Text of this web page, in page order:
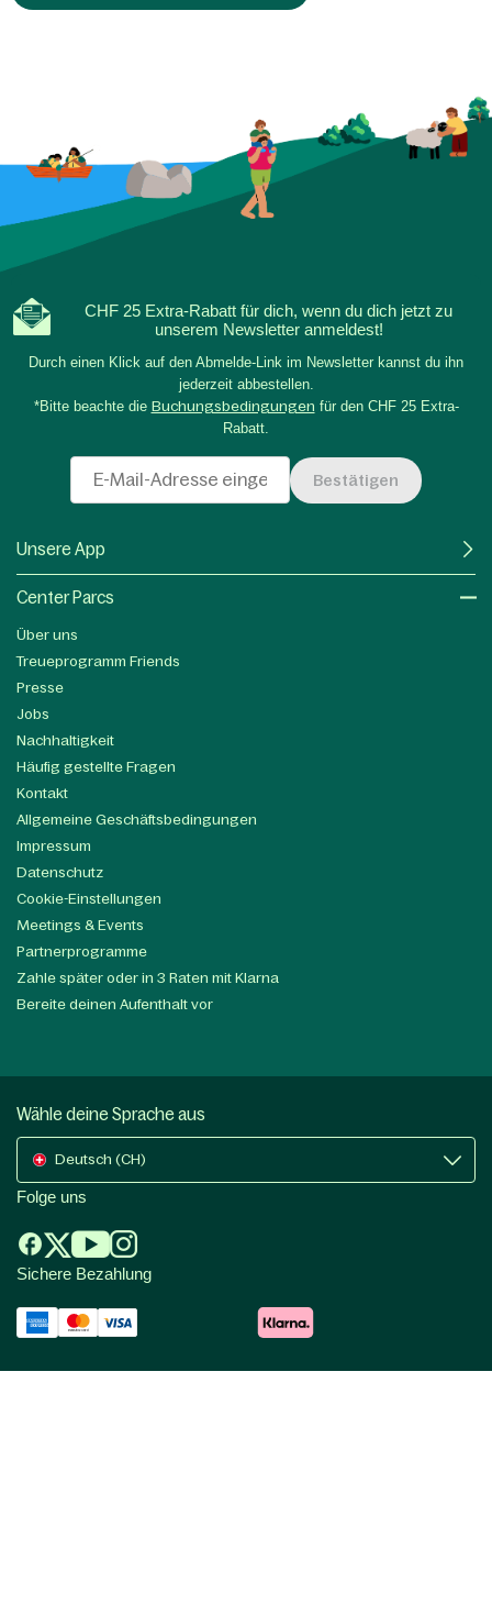
CHF 25 Extra-Rabatt für dich, wenn du dich jetzt zu
unserem Newsletter anmeldest!
Durch einen Klick auf den Abmelde-Link im Newsletter kannst du ihn
jederzeit abbestellen.
*Bitte beachte die Buchungsbedingungen für den CHF 25 Extra-
Rabatt.
Bestätigen
Unsere App
Center Parcs
Über uns
Treueprogramm Friends
Presse
Jobs
Nachhaltigkeit
Häufig gestellte Fragen
Kontakt
Allgemeine Geschäftsbedingungen
Impressum
Datenschutz
Cookie-Einstellungen
Meetings & Events
Partnerprogramme
Zahle später oder in 3 Raten mit Klarna
Bereite deinen Aufenthalt vor
Wähle deine Sprache aus
Deutsch (CH)
Folge uns
Sichere Bezahlung